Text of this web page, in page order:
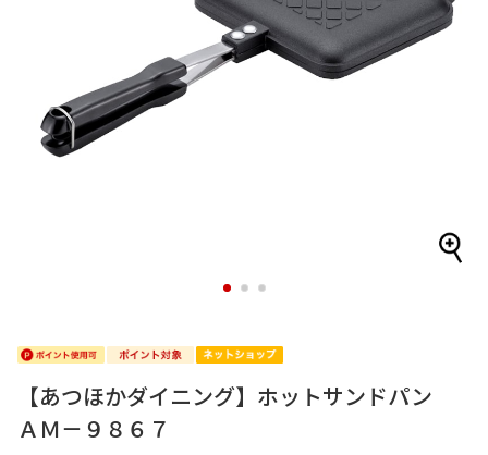
1 2 3
【あつほかダイニング】ホットサンドパン
ＡＭ－９８６７